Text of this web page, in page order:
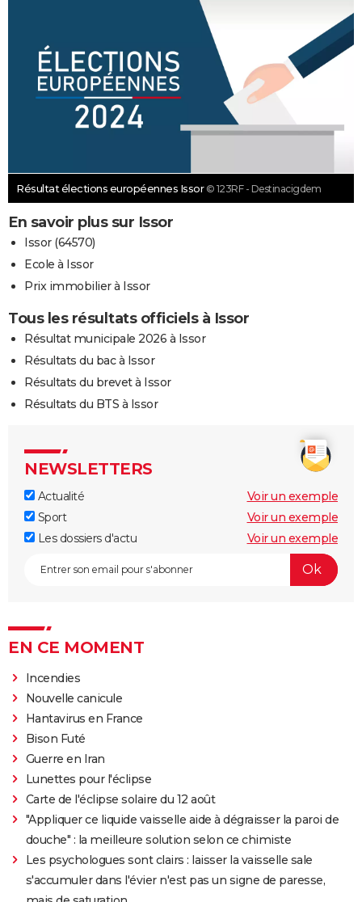
Résultat élections européennes Issor © 123RF - Destinacigdem
En savoir plus sur Issor
Issor (64570)
Ecole à Issor
Prix immobilier à Issor
Tous les résultats officiels à Issor
Résultat municipale 2026 à Issor
Résultats du bac à Issor
Résultats du brevet à Issor
Résultats du BTS à Issor
NEWSLETTERS
Actualité
Voir un exemple
Sport
Voir un exemple
Les dossiers d'actu
Voir un exemple
EN CE MOMENT
Incendies
Nouvelle canicule
Hantavirus en France
Bison Futé
Guerre en Iran
Lunettes pour l'éclipse
Carte de l'éclipse solaire du 12 août
"Appliquer ce liquide vaisselle aide à dégraisser la paroi de
douche" : la meilleure solution selon ce chimiste
Les psychologues sont clairs : laisser la vaisselle sale
s'accumuler dans l'évier n'est pas un signe de paresse,